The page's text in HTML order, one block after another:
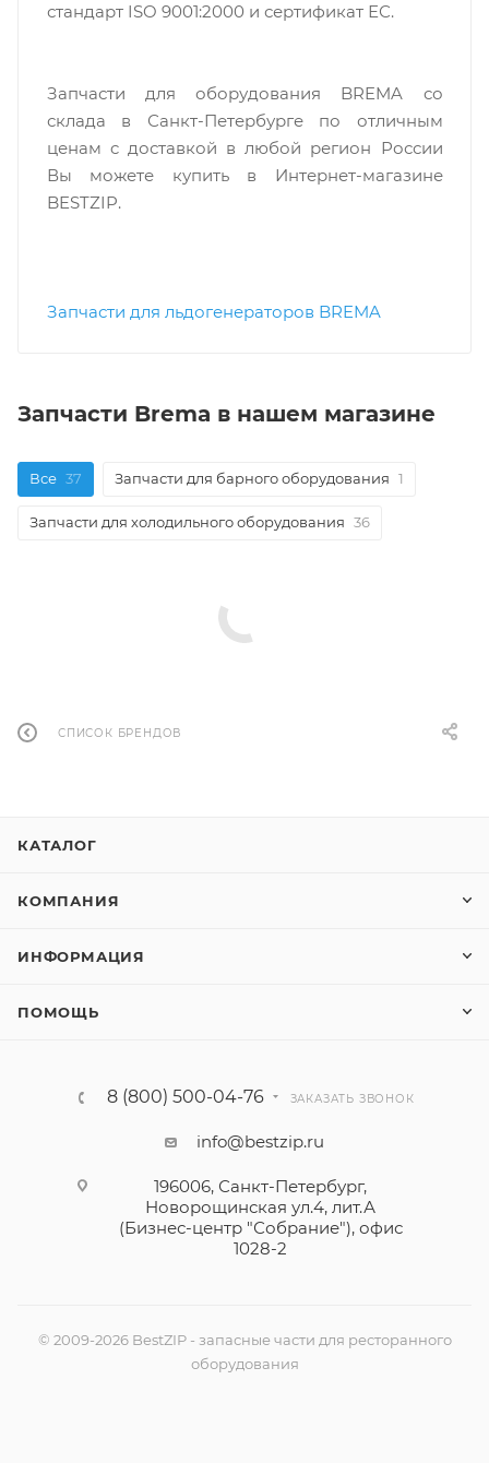
стандарт ISO 9001:2000 и сертификат ЕС.
Запчасти для оборудования BREMA со
склада в Санкт-Петербурге по отличным
ценам c доставкой в любой регион России
Вы можете купить в Интернет-магазине
BESTZIP.
Запчасти для льдогенераторов BREMA
Запчасти Brema в нашем магазине
Все 37 Запчасти для барного оборудования 1
Запчасти для холодильного оборудования 36
СПИСОК БРЕНДОВ
КАТАЛОГ
КОМПАНИЯ
ИНФОРМАЦИЯ
ПОМОЩЬ
8 (800) 500-04-76 ЗАКАЗАТЬ ЗВОНОК
info@bestzip.ru
196006, Санкт-Петербург,
Новорощинская ул.4, лит.А
(Бизнес-центр "Собрание"), офис
1028-2
© 2009-2026 BestZIP - запасные части для ресторанного
оборудования